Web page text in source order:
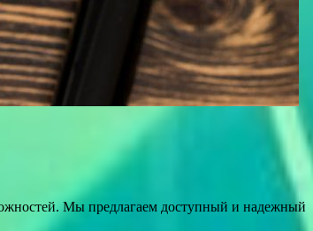
Мы предлагаем доступный и надежный